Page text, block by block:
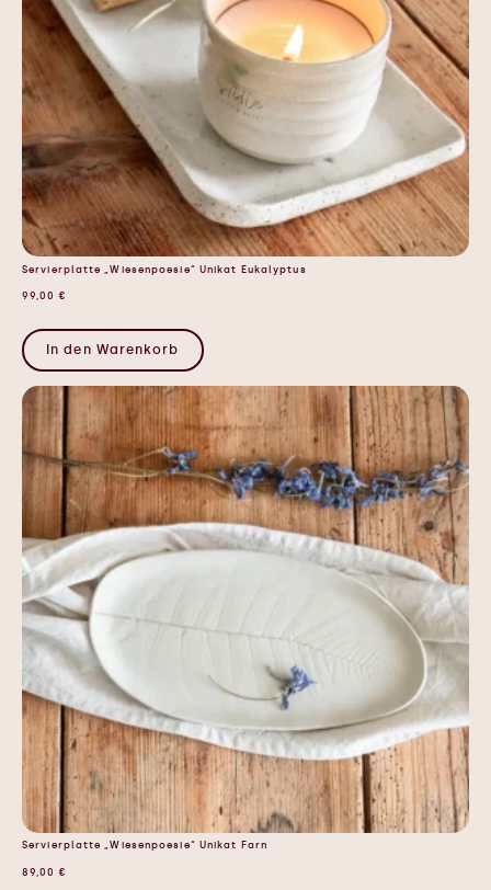
Servierplatte „Wiesenpoesie“ Unikat Eukalyptus
99,00 €
In den Warenkorb
Servierplatte „Wiesenpoesie“ Unikat Farn
89,00 €